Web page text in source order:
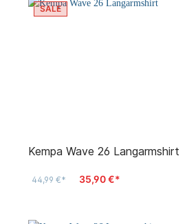
SALE
Kempa Wave 26 Langarmshirt
44,99 €* 35,90 €*